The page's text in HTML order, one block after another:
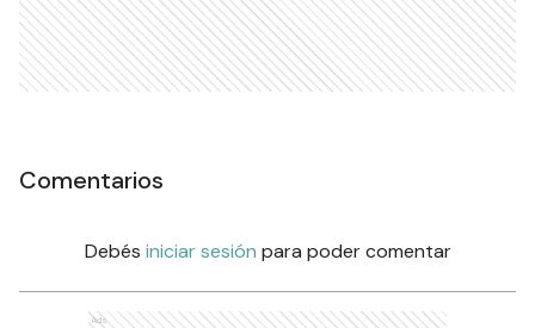
Comentarios
Debés iniciar sesión para poder comentar
Ads